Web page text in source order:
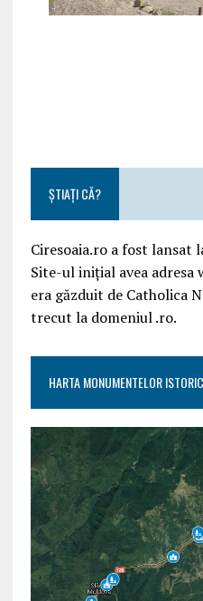
ȘTIAȚI CĂ?
Ciresoaia.ro a fost lansat
Site-ul inițial avea adresa
era găzduit de Catholica
trecut la domeniul .ro.
HARTA MONUMENTELOR